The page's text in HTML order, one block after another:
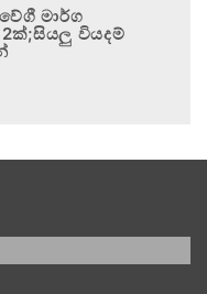
මාර්ග
වියදම්